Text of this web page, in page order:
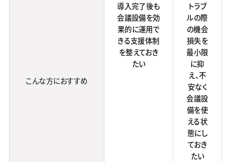
こんな方におすすめ
導入完了後も
会議設備を効
果的に運用で
きる支援体制
を整えておき
たい
トラブ
ルの際
の機会
損失を
最小限
に抑
え、不
安なく
会議設
備を使
える状
態にし
ておき
たい